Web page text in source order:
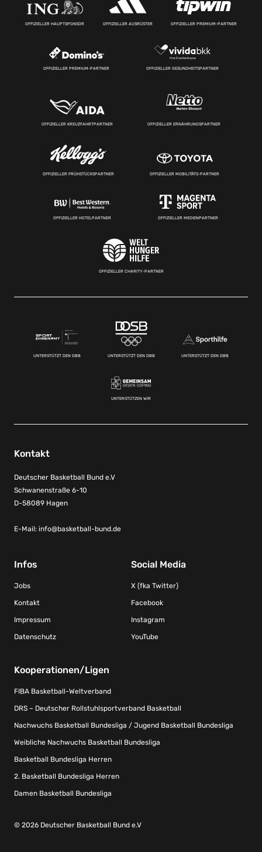
OFFIZIELLER HAUPTSPONSOR OFFIZIELLER AUSRÜSTER OFFIZIELLER PREMIUM-PARTNER
OFFIZIELLER PREMIUM-PARTNER OFFIZIELLER GESUNDHEITSPARTNER
OFFIZIELLER KREUZFAHRTPARTNER OFFIZIELLER ERNÄHRUNGSPARTNER
OFFIZIELLER FRÜHSTÜCKSPARTNER OFFIZIELLER MOBILITÄTS-PARTNER
OFFIZIELLER HOTELPARTNER OFFIZIELLER MEDIENPARTNER
OFFIZIELLER CHARITY-PARTNER
UNTERSTÜTZT DEN DBB UNTERSTÜTZT DEN DBB UNTERSTÜTZT DEN DBB
UNTERSTÜTZEN WIR
Kontakt
Deutscher Basketball Bund e.V
Schwanenstraße 6-10
D-58089 Hagen
E-Mail: info@basketball-bund.de
Infos
Jobs
Kontakt
Impressum
Datenschutz
Social Media
X (fka Twitter)
Facebook
Instagram
YouTube
Kooperationen/Ligen
FIBA Basketball-Weltverband
DRS – Deutscher Rollstuhlsportverband Basketball
Nachwuchs Basketball Bundesliga / Jugend Basketball Bundesliga
Weibliche Nachwuchs Basketball Bundesliga
Basketball Bundesliga Herren
2. Basketball Bundesliga Herren
Damen Basketball Bundesliga
© 2026 Deutscher Basketball Bund e.V